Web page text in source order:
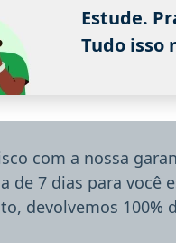
Estude.
Tudo isso
com a nossa
de 7 dias para você
devolvemos 100%